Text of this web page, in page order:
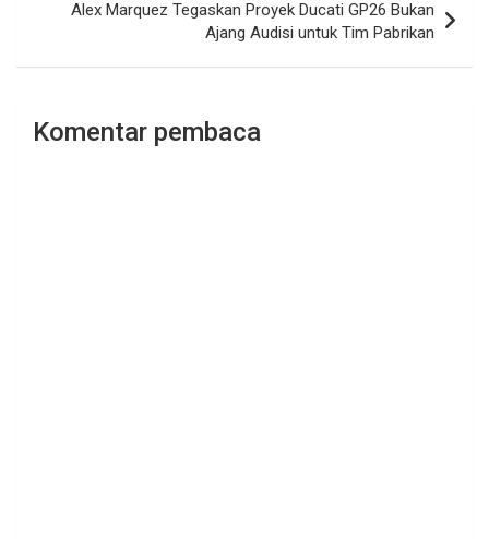
Alex Marquez Tegaskan Proyek Ducati GP26 Bukan
Ajang Audisi untuk Tim Pabrikan
Komentar pembaca